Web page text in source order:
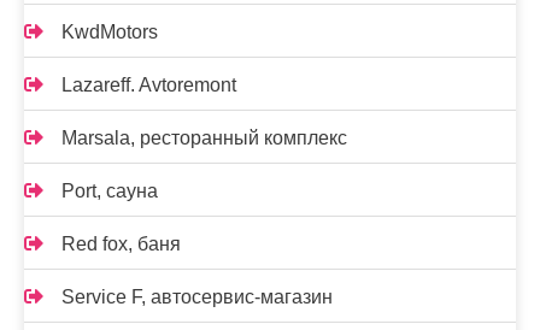
KwdMotors
Lazareff. Avtoremont
Marsala, ресторанный комплекс
Port, сауна
Red fox, баня
Service F, автосервис-магазин